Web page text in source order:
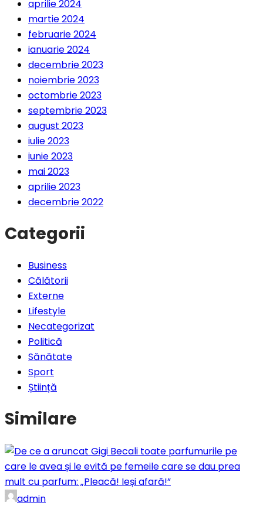
aprilie 2024
martie 2024
februarie 2024
ianuarie 2024
decembrie 2023
noiembrie 2023
octombrie 2023
septembrie 2023
august 2023
iulie 2023
iunie 2023
mai 2023
aprilie 2023
decembrie 2022
Categorii
Business
Călătorii
Externe
Lifestyle
Necategorizat
Politică
Sănătate
Sport
Știință
Similare
admin